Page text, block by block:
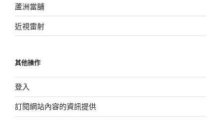
蘆洲當舖
近視雷射
其他操作
登入
訂閱網站內容的資訊提供